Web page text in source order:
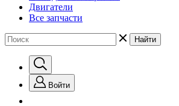
Двигатели
Все запчасти
Найти
Войти